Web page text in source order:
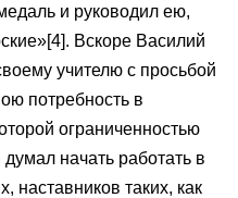
и руководил ею,
Вскоре Василий
учителю с просьбой
потребность в
ограниченностью
начать работать в
наставников таких, как